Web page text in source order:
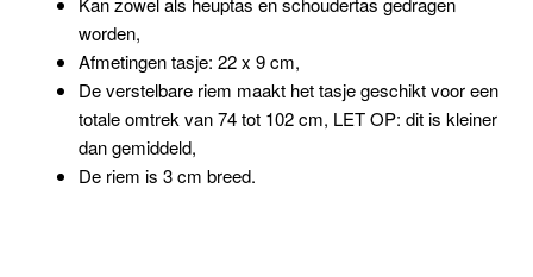
worden,
Afmetingen tasje: 22 x 9 cm,
De verstelbare riem maakt het tasje geschikt voor een
totale omtrek van 74 tot 102 cm, LET OP: dit is kleiner
dan gemiddeld,
De riem is 3 cm breed.